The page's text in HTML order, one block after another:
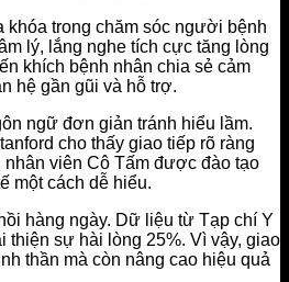
khóa trong chăm sóc người bệnh
lý, lắng nghe tích cực tăng lòng
khích bệnh nhân chia sẻ cảm
hệ gần gũi và hỗ trợ.
ngữ đơn giản tránh hiểu lầm.
cho thấy giao tiếp rõ ràng
nhân viên Cô Tấm được đào tạo
một cách dễ hiểu.
hàng ngày. Dữ liệu từ Tạp chí Y
thiện sự hài lòng 25%. Vì vậy, giao
thần mà còn nâng cao hiệu quả